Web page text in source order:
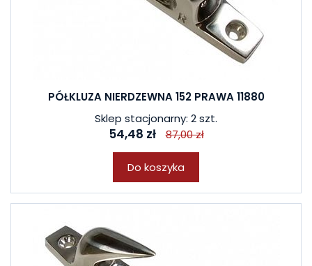
PÓŁKLUZA NIERDZEWNA 152 PRAWA 11880
Sklep stacjonarny: 2 szt.
54,48 zł 87,00 zł
Do koszyka